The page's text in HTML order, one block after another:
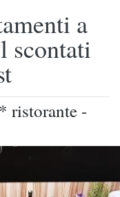
a
scontati
ristorante -